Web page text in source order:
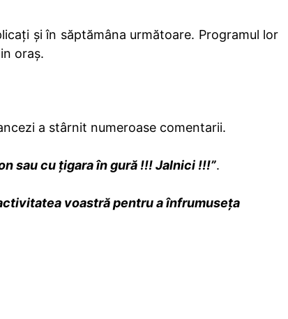
și în săptămâna următoare. Programul lor
oraș.
a stârnit numeroase comentarii.
sau cu țigara în gură !!! Jalnici !!!”.
voastră pentru a înfrumuseța